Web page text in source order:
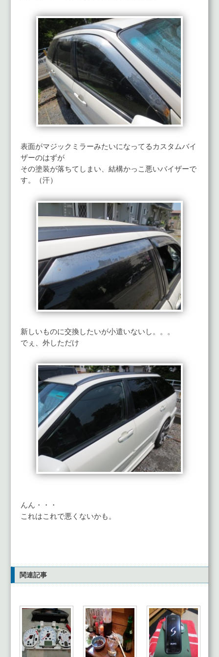
表面がマジックミラーみたいになってるカスタムバイ
ザーのはずが
その塗装が落ちてしまい、結構かっこ悪いバイザーで
す。（汗）
新しいものに交換したいが小遣いないし。。。
でぇ、外しただけ
んん・・・
これはこれで悪くないかも。
関連記事